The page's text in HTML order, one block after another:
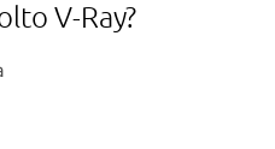
V-Ray?